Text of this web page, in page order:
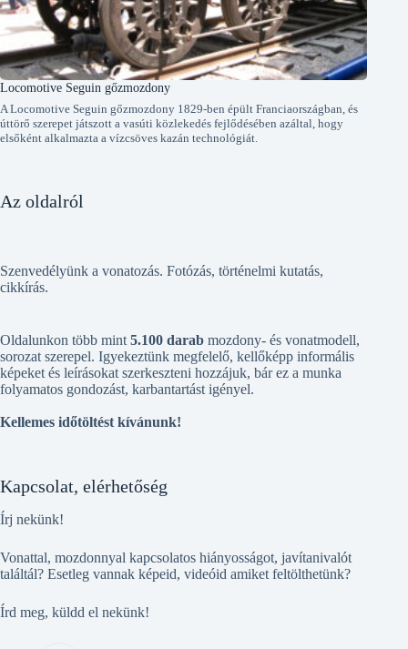
Locomotive Seguin gőzmozdony
A Locomotive Seguin gőzmozdony 1829-ben épült Franciaországban, és
úttörő szerepet játszott a vasúti közlekedés fejlődésében azáltal, hogy
elsőként alkalmazta a vízcsöves kazán technológiát.
Az oldalról
Szenvedélyünk a vonatozás. Fotózás, történelmi kutatás,
cikkírás.
Oldalunkon több mint 5.100 darab mozdony- és vonatmodell,
sorozat szerepel. Igyekeztünk megfelelő, kellőképp informális
képeket és leírásokat szerkeszteni hozzájuk, bár ez a munka
folyamatos gondozást, karbantartást igényel.
Kellemes időtöltést kívánunk!
Kapcsolat, elérhetőség
Írj nekünk!
Vonattal, mozdonnyal kapcsolatos hiányosságot, javítanivalót
találtál? Esetleg vannak képeid, videóid amiket feltölthetünk?
Írd meg, küldd el nekünk!